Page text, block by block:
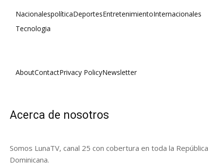
NacionalespolíticaDeportesEntretenimientoInternacionales
Tecnologia
AboutContactPrivacy PolicyNewsletter
Acerca de nosotros
Somos LunaTV, canal 25 con cobertura en toda la República
Dominicana.